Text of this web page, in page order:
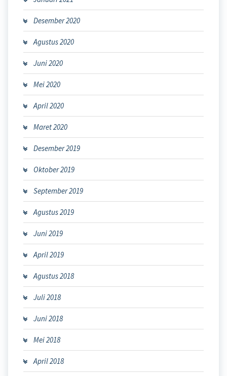
Desember 2020
Agustus 2020
Juni 2020
Mei 2020
April 2020
Maret 2020
Desember 2019
Oktober 2019
September 2019
Agustus 2019
Juni 2019
April 2019
Agustus 2018
Juli 2018
Juni 2018
Mei 2018
April 2018